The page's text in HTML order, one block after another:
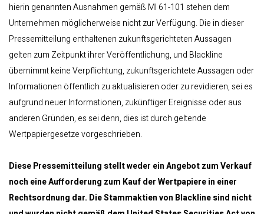
hierin genannten Ausnahmen gemäß MI 61-101 stehen dem
Unternehmen möglicherweise nicht zur Verfügung. Die in dieser
Pressemitteilung enthaltenen zukunftsgerichteten Aussagen
gelten zum Zeitpunkt ihrer Veröffentlichung, und Blackline
übernimmt keine Verpflichtung, zukunftsgerichtete Aussagen oder
Informationen öffentlich zu aktualisieren oder zu revidieren, sei es
aufgrund neuer Informationen, zukünftiger Ereignisse oder aus
anderen Gründen, es sei denn, dies ist durch geltende
Wertpapiergesetze vorgeschrieben.
Diese Pressemitteilung stellt weder ein Angebot zum Verkauf
noch eine Aufforderung zum Kauf der Wertpapiere in einer
Rechtsordnung dar. Die Stammaktien von Blackline sind nicht